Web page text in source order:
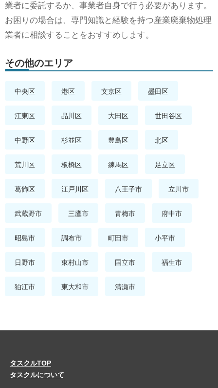
業者に委託するか、事業者自身で行う必要があります。
お困りの場合は、専門知識と経験を持つ産業廃棄物処理
業者に相談することをおすすめします。
その他のエリア
中央区 港区 文京区 墨田区
江東区 品川区 大田区 世田谷区
中野区 杉並区 豊島区 北区
荒川区 板橋区 練馬区 足立区
葛飾区 江戸川区 八王子市 立川市
武蔵野市 三鷹市 青梅市 府中市
昭島市 調布市 町田市 小平市
日野市 東村山市 国立市 福生市
狛江市 東大和市 清瀬市
タスクルTOP
タスクルについて